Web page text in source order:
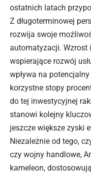
ostatnich latach
Z długoterminowej
rozwija swoje
automatyzacji. Wzrost
wspierające rozwój
wpływa na
korzystne stopy
do tej inwestycyjnej
stanowi kolejny
jeszcze większe zyski
Niezależnie od tego,
czy wojny handlowe,
kameleon,